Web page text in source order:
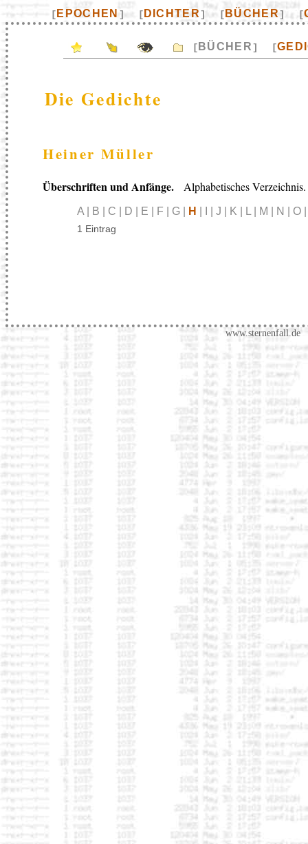
[ EPOCHEN ] [ DICHTER] [ BÜCHER] [
[ BÜCHER] [
Die Gedichte
Heiner Müller
Überschriften und Anfänge. Alphabetisches Verzeichnis.
A | B | C | D | E | F | G | H | I | J | K | L | M | N |
1 Eintrag
www.sternenfall.de